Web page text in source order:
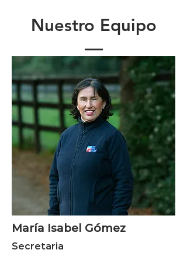
Nuestro Equipo
María Isabel Gómez
Secretaria